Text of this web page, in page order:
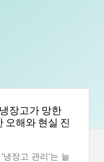
장고가 망한
오해와 현실 진
장고 관리’는 늘